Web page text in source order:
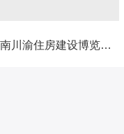
海南川渝住房建设博览会---中煤科工展台